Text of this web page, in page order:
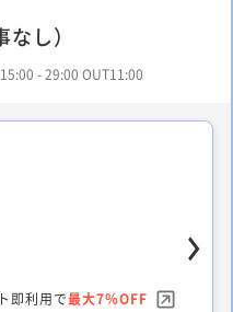
し）
- 29:00 OUT11:00
即利用で最大7％OFF